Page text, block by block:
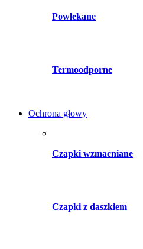
Powlekane
Termoodporne
Ochrona głowy
Czapki wzmacniane
Czapki z daszkiem